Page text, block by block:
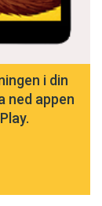
i din
ned appen